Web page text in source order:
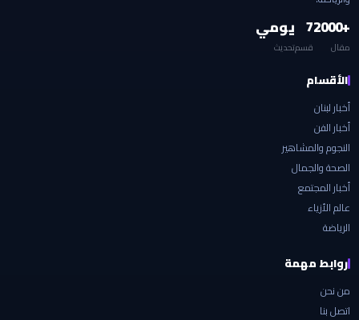
+2000
مقال
7
قسم
يومي
تحديث
الأقسام
أخبار لبنان
أخبار الفن
النجوم والمشاهير
الصحة والجمال
أخبار المجتمع
عالم الأزياء
الرياضة
روابط مهمة
من نحن
اتصل بنا